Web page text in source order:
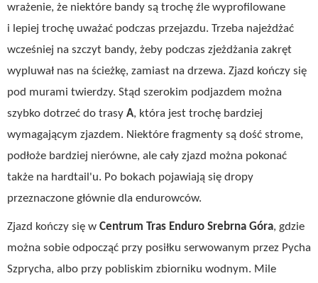
wrażenie, że niektóre bandy są trochę źle wyprofilowane
i lepiej trochę uważać podczas przejazdu. Trzeba najeżdżać
wcześniej na szczyt bandy, żeby podczas zjeżdżania zakręt
wypluwał nas na ścieżkę, zamiast na drzewa. Zjazd kończy się
pod murami twierdzy. Stąd szerokim podjazdem można
szybko dotrzeć do trasy A, która jest trochę bardziej
wymagającym zjazdem. Niektóre fragmenty są dość strome,
podłoże bardziej nierówne, ale cały zjazd można pokonać
także na hardtail'u. Po bokach pojawiają się dropy
przeznaczone głównie dla endurowców.
Zjazd kończy się w Centrum Tras Enduro Srebrna Góra, gdzie
można sobie odpocząć przy posiłku serwowanym przez Pycha
Szprycha, albo przy pobliskim zbiorniku wodnym. Mile